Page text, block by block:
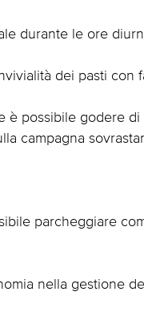
durante le ore
dei pasti con
è possibile godere di
campagna
parcheggiare
nella gestione